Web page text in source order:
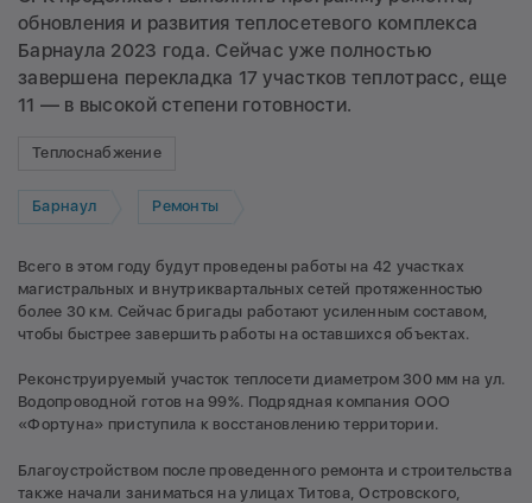
обновления и развития теплосетевого комплекса
Барнаула 2023 года. Сейчас уже полностью
завершена перекладка 17 участков теплотрасс, еще
11 — в высокой степени готовности.
Теплоснабжение
Барнаул Ремонты
Всего в этом году будут проведены работы на 42 участках
магистральных и внутриквартальных сетей протяженностью
более 30 км. Сейчас бригады работают усиленным составом,
чтобы быстрее завершить работы на оставшихся объектах.
Реконструируемый участок теплосети диаметром 300 мм на ул.
Водопроводной готов на 99%. Подрядная компания ООО
«Фортуна» приступила к восстановлению территории.
Благоустройством после проведенного ремонта и строительства
также начали заниматься на улицах Титова, Островского,